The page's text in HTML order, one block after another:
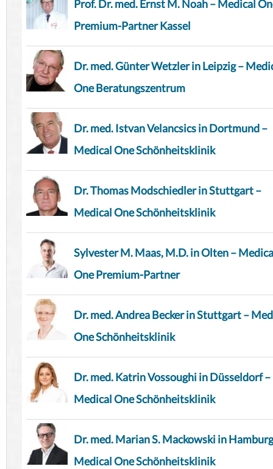
Prof. Dr. med. Ernst M. Noah – Medical
Premium-Partner Kassel
Dr. med. Günter Wetzler in Leipzig –
One Beratungszentrum
Dr. med. Istvan Velancsics in Dortmund –
Medical One Schönheitsklinik
Dr. Thomas Modschiedler in Stuttgart –
Medical One Schönheitsklinik
Sylvester M. Maas, M.D. in Olten –
One Premium-Partner
Dr. med. Andrea Becker in Stuttgart –
One Schönheitsklinik
Dr. med. Katrin Vossoughi in Düsseldorf –
Medical One Schönheitsklinik
Dr. med. Marian S. Mackowski in
Medical One Schönheitsklinik